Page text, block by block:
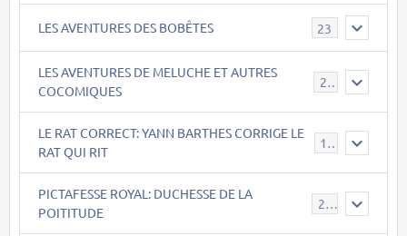
LES AVENTURES DES BOBÊTES 23
LES AVENTURES DE MELUCHE ET AUTRES
COCOMIQUES
22
LE RAT CORRECT: YANN BARTHES CORRIGE LE
RAT QUI RIT
15
PICTAFESSE ROYAL: DUCHESSE DE LA
POITITUDE
23